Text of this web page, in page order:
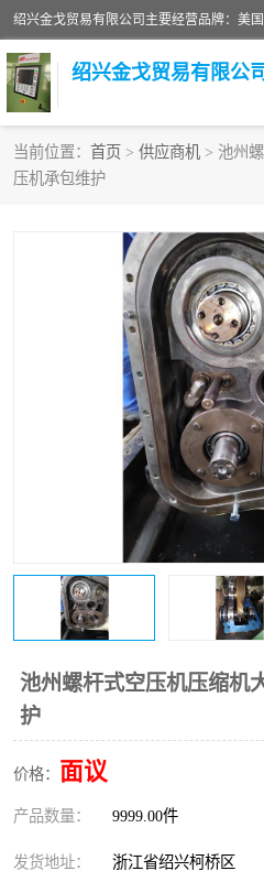
绍兴金戈贸易有限公
当前位置： 首页 > 供应商机 > 池州
压机承包维护
池州螺杆式空压机压缩机
护
价格： 面议
产品数量： 9999.00件
发货地址： 浙江省绍兴柯桥区
二手空压机
美国寿力空压机零部件
英格索兰COOPER离心机
微电脑控制器
复盛离心机零件
空气过滤器
冷却器
CAMERON空压机维修